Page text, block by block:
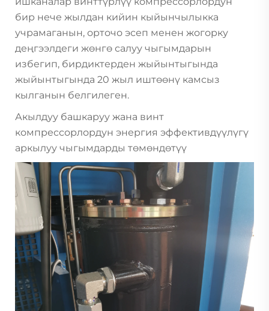
бир нече жылдан кийин кыйынчылыкка
учрамаганын, орточо эсеп менен жогорку
деңгээлдеги жөнгө салуу чыгымдарын
избегип, бирдиктерден жыйынтыгында
жыйынтыгында 20 жыл иштөөнү камсыз
кылганын белгилеген.
Акылдуу башкаруу жана винт
компрессорлордун энергия эффективдүүлүгү
аркылуу чыгымдарды төмөндөтүү